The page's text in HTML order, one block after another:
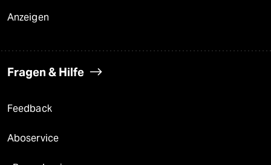
Anzeigen
Fragen & Hilfe
Feedback
Aboservice